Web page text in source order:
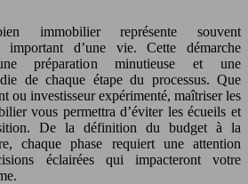
immobilier représente souvent
important d’une vie. Cette démarche
préparation minutieuse et une
de chaque étape du processus. Que
ou investisseur expérimenté, maîtriser les
vous permettra d’éviter les écueils et
De la définition du budget à la
chaque phase requiert une attention
éclairées qui impacteront votre